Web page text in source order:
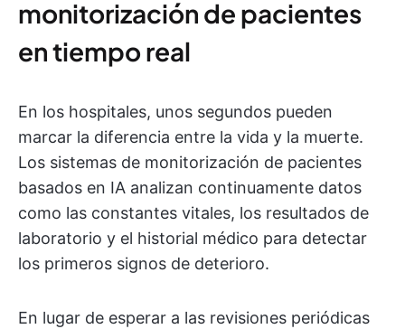
monitorización de pacientes
en tiempo real
En los hospitales, unos segundos pueden
marcar la diferencia entre la vida y la muerte.
Los sistemas de monitorización de pacientes
basados en IA analizan continuamente datos
como las constantes vitales, los resultados de
laboratorio y el historial médico para detectar
los primeros signos de deterioro.
En lugar de esperar a las revisiones periódicas